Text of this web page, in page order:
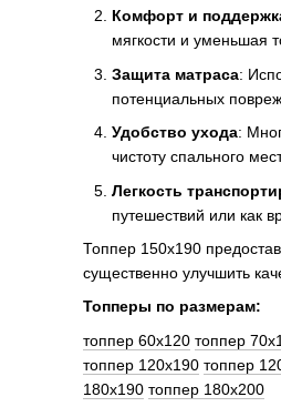
Комфорт и
мягкости и уменьшая
Защита матраса:
потенциальных
Удобство ухода:
чистоту спального
Легкость
путешествий или как
Топпер 150x190
существенно улучшить
Топперы по размерам:
топпер 60x120 топпер
топпер 120x190 топпер
180x190 топпер 180x200